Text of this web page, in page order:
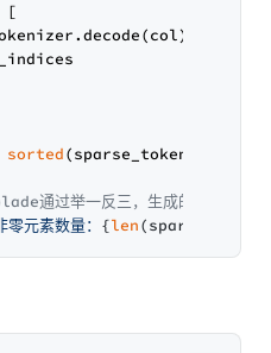
[
sorted
通过举一反三，生成的稀疏向量
元素数量： {len